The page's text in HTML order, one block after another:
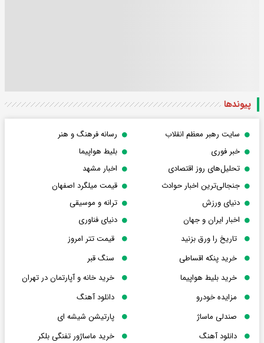
پیوندها
سایت رهبر معظم انقلاب
رسانه فرهنگ و هنر
خبر فوری
بلیط هواپیما
تحلیل‌های روز اقتصادی
اخبار مشهد
جنجالی‌ترین اخبار حوادث
قیمت میلگرد اصفهان
دنیای ورزش
ترانه و موسیقی
اخبار ایران و جهان
دنیای فناوری
تاریخ را ورق بزنید
قیمت تتر امروز
خرید پنکه اقساطی
سنگ قبر
خرید بلیط هواپیما
خرید خانه و آپارتمان در تهران
مزایده خودرو
دانلود آهنگ
صندلی ماساژ
پارتیشن شیشه ای
دانلود آهنگ
خرید ماساژور تفنگی بلکر